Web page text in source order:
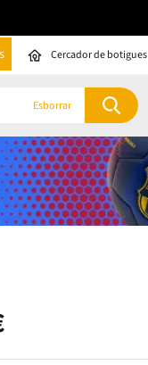
Cercador de botigues
Esborrar